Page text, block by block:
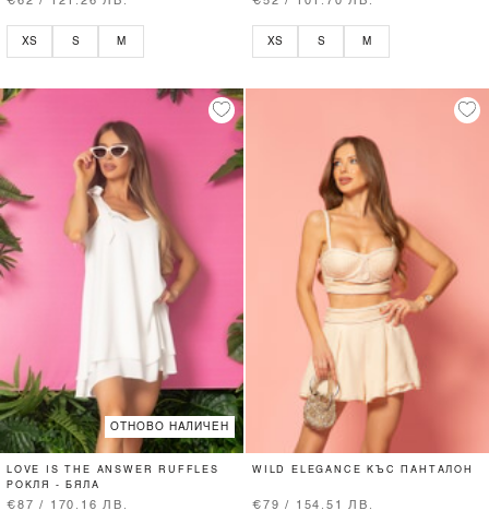
XS S M XS S M
ОТНОВО НАЛИЧЕН
LOVE IS THE ANSWER RUFFLES
РОКЛЯ - БЯЛА
€87 / 170.16 ЛВ.
WILD ELEGANCE КЪС ПАНТАЛОН
€79 / 154.51 ЛВ.